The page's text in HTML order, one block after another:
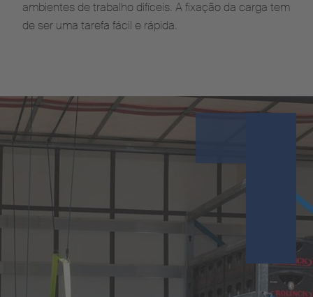
ambientes de trabalho difíceis. A fixação da carga tem
de ser uma tarefa fácil e rápida.